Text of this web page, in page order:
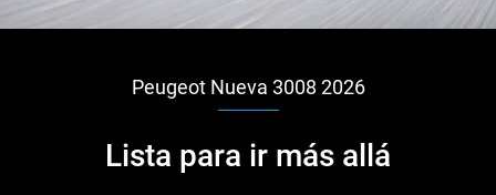
Peugeot Nueva 3008 2026
Lista para ir más allá